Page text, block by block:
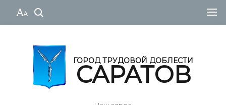
ГОРОД ТРУДОВОЙ ДОБЛЕСТИ
САРАТОВ